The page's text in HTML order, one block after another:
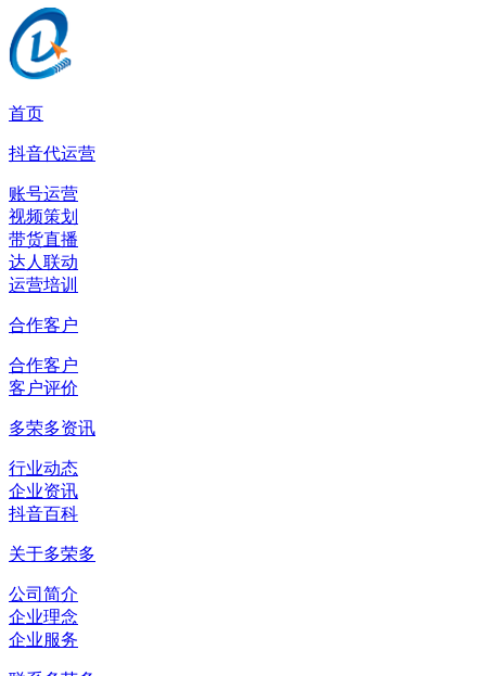
首页
抖音代运营
账号运营
视频策划
带货直播
达人联动
运营培训
合作客户
合作客户
客户评价
多荣多资讯
行业动态
企业资讯
抖音百科
关于多荣多
公司简介
企业理念
企业服务